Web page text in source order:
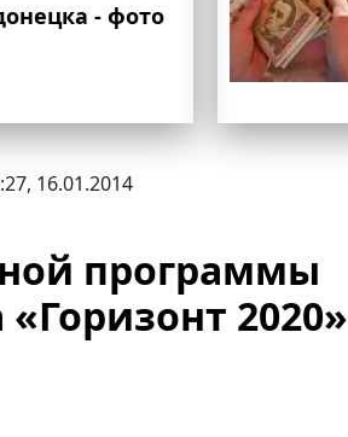
- фото
16.01.2014
программы
2020»